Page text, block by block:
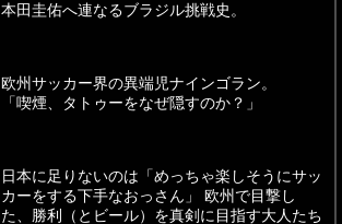
本田圭佑へ連なるブラジル挑戦史。
欧州サッカー界の異端児ナインゴラン。
「喫煙、タトゥーをなぜ隠すのか？」
日本に足りないのは「めっちゃ楽しそうにサッ
カーをする下手なおっさん」 欧州で目撃し
た、勝利（とビール）を真剣に目指す大人たち